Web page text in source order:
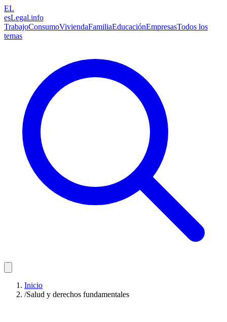
EL
esLegal.info
TrabajoConsumoViviendaFamiliaEducaciónEmpresasTodos los
temas
Inicio
/Salud y derechos fundamentales